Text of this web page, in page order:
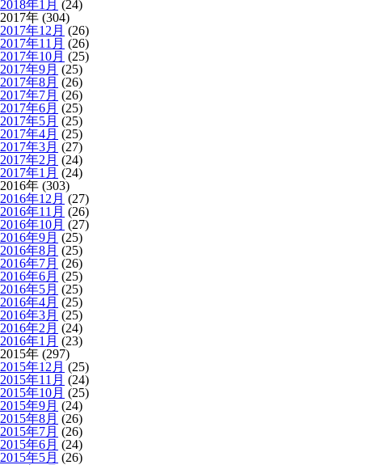
2018年1月 (24)
2017年 (304)
2017年12月 (26)
2017年11月 (26)
2017年10月 (25)
2017年9月 (25)
2017年8月 (26)
2017年7月 (26)
2017年6月 (25)
2017年5月 (25)
2017年4月 (25)
2017年3月 (27)
2017年2月 (24)
2017年1月 (24)
2016年 (303)
2016年12月 (27)
2016年11月 (26)
2016年10月 (27)
2016年9月 (25)
2016年8月 (25)
2016年7月 (26)
2016年6月 (25)
2016年5月 (25)
2016年4月 (25)
2016年3月 (25)
2016年2月 (24)
2016年1月 (23)
2015年 (297)
2015年12月 (25)
2015年11月 (24)
2015年10月 (25)
2015年9月 (24)
2015年8月 (26)
2015年7月 (26)
2015年6月 (24)
2015年5月 (26)